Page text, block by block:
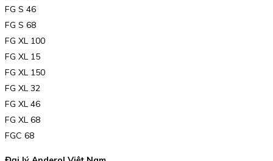
FG S 46
FG S 68
FG XL 100
FG XL 15
FG XL 150
FG XL 32
FG XL 46
FG XL 68
FGC 68